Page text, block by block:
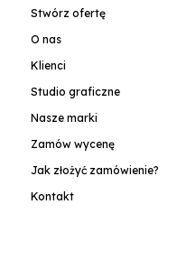
Stwórz ofertę
O nas
Klienci
Studio graficzne
Nasze marki
Zamów wycenę
Jak złożyć zamówienie?
Kontakt